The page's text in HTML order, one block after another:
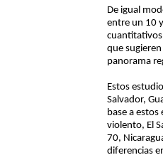
De igual
entre un 10
cuantitativos
que
panorama
Estos
Salvador,
base a
violento, El
70,
diferencias